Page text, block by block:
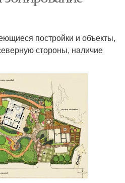
постройки и объекты,
стороны, наличие